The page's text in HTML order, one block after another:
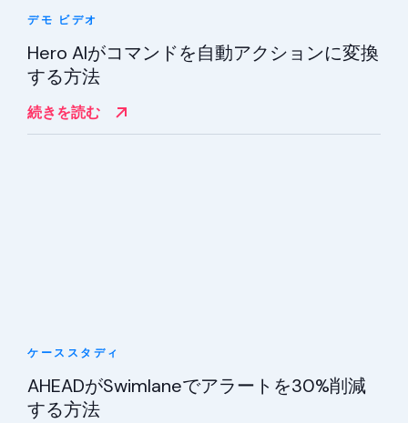
デモ ビデオ
Hero AIがコマンドを自動アクションに変換
する方法
続きを読む
ケーススタディ
AHEADがSwimlaneでアラートを30%削減
する方法